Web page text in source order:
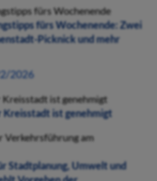
fürs Wochenende
fürs Wochenende: Zwei
Picknick und mehr
2026
ist genehmigt
Kreisstadt ist genehmigt
Verkehrsführung am
Stadtplanung, Umwelt und